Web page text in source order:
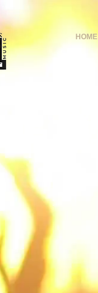
HOME